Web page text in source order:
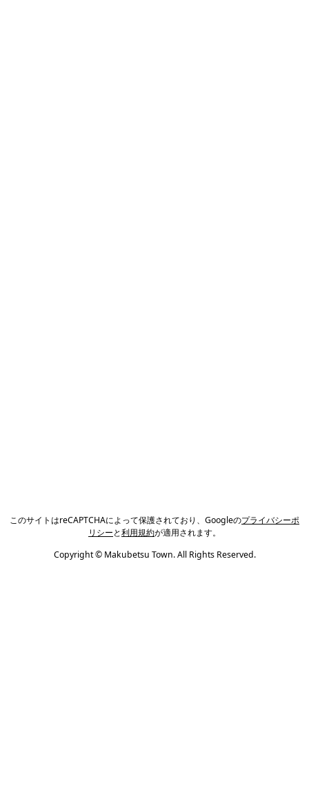
このサイトはreCAPTCHAによって保護されており、Googleのプライバシーポ
リシーと利用規約が適用されます。
Copyright © Makubetsu Town. All Rights Reserved.